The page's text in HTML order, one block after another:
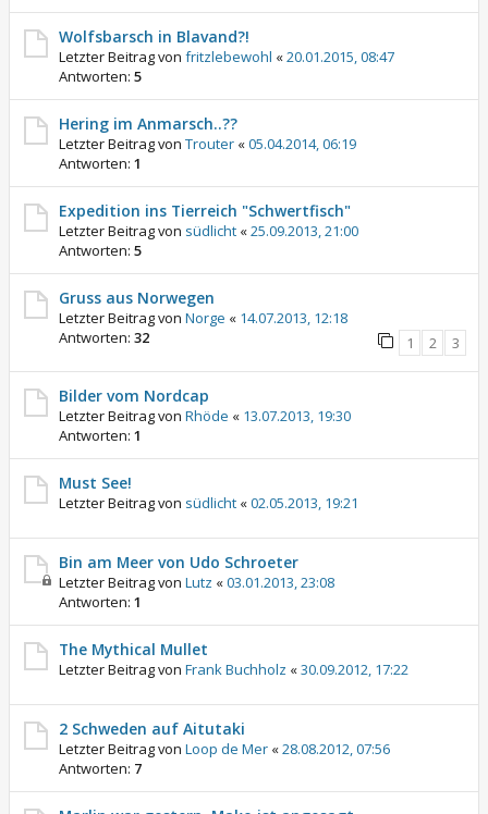
Wolfsbarsch in Blavand?!
Letzter Beitrag von fritzlebewohl «20.01.2015, 08:47
Antworten: 5
Hering im Anmarsch..??
Letzter Beitrag von Trouter «05.04.2014, 06:19
Antworten: 1
Expedition ins Tierreich "Schwertfisch"
Letzter Beitrag von südlicht «25.09.2013, 21:00
Antworten: 5
Gruss aus Norwegen
Letzter Beitrag von Norge « 14.07.2013, 12:18
Antworten: 32 1 2 3
Bilder vom Nordcap
Letzter Beitrag von Rhöde « 13.07.2013, 19:30
Antworten: 1
Must See!
Letzter Beitrag von südlicht «02.05.2013, 19:21
Bin am Meer von Udo Schroeter
Letzter Beitrag von Lutz «03.01.2013, 23:08
Antworten: 1
The Mythical Mullet
Letzter Beitrag von Frank Buchholz «30.09.2012, 17:22
2 Schweden auf Aitutaki
Letzter Beitrag von Loop de Mer «28.08.2012, 07:56
Antworten: 7